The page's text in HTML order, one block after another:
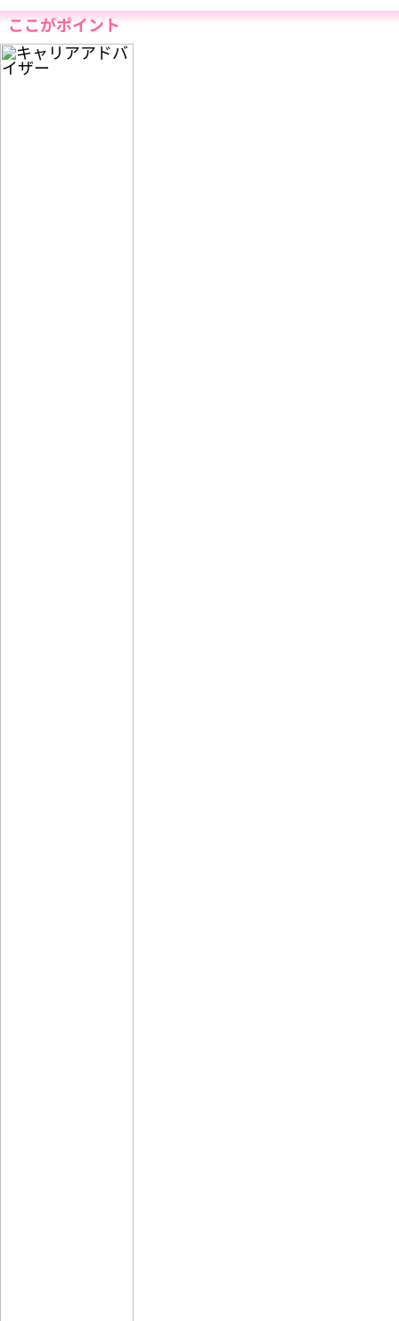
ここがポイント